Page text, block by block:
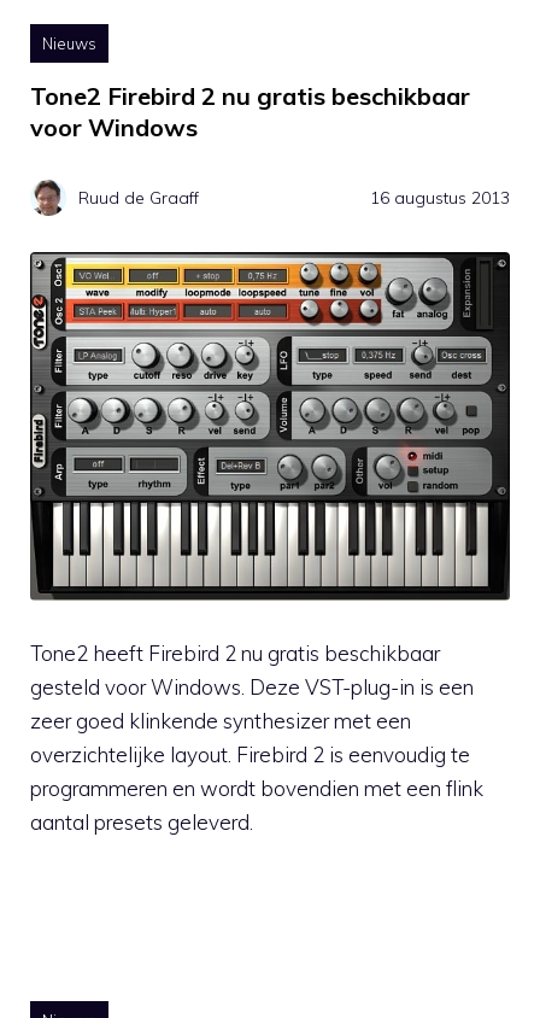
Nieuws
Tone2 Firebird 2 nu gratis beschikbaar
voor Windows
Ruud de Graaff 16 augustus 2013
Tone2 heeft Firebird 2 nu gratis beschikbaar
gesteld voor Windows. Deze VST-plug-in is een
zeer goed klinkende synthesizer met een
overzichtelijke layout. Firebird 2 is eenvoudig te
programmeren en wordt bovendien met een flink
aantal presets geleverd.